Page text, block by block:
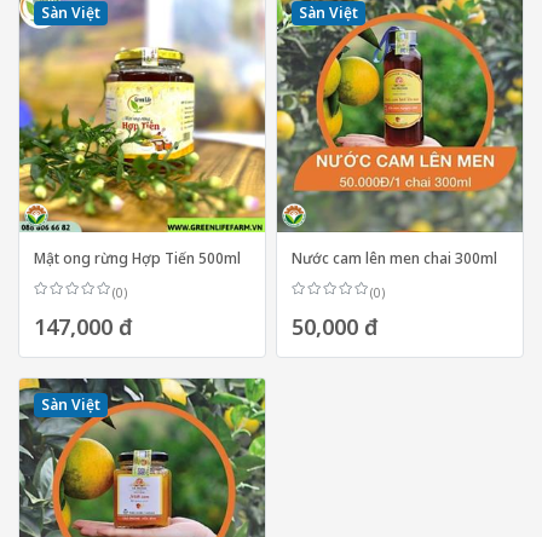
Sàn Việt
Mật ong rừng Hợp Tiến 500ml
(0)
147,000 đ
Sàn Việt
Nước cam lên men chai 300ml
(0)
50,000 đ
Sàn Việt